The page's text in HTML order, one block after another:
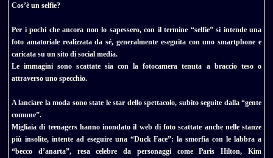
Cos’è un selfie?
Per i pochi che ancora non lo sapessero, con il termine “selfie” si intende una
foto amatoriale realizzata da sé, generalmente eseguita con uno smartphone e
caricata su un sito di social media.
Le immagini sono scattate sia con la fotocamera tenuta a braccio teso o
attraverso uno specchio.
A lanciare la moda sono state le star dello spettacolo, subito seguite dalla “gente
comune”.
Migliaia di teenagers hanno inondato il web di foto scattate anche nelle stanze
più insolite, intente ad eseguire una “Duck Face”: la smorfia con le labbra a
“becco d’anarta”, resa celebre da personaggi come Paris Hilton, Kim